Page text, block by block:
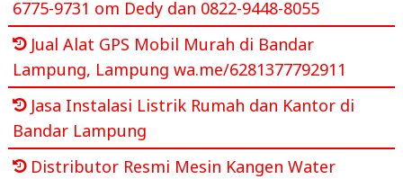
6775-9731 om Dedy dan 0822-9448-8055
Jual Alat GPS Mobil Murah di Bandar
Lampung, Lampung wa.me/6281377792911
Jasa Instalasi Listrik Rumah dan Kantor di
Bandar Lampung
Distributor Resmi Mesin Kangen Water